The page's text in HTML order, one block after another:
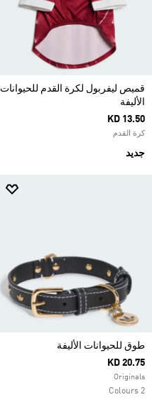
قميص ليفربول لكرة القدم للحيوانات
الأليفة
KD 13.50
كرة القدم
جديد
طوق للحيوانات الأليفة
KD 20.75
Originals
2 Colours